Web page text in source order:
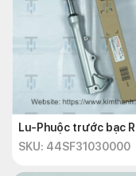
Lu-Phuộc trước bạc R
SKU: 44SF31030000